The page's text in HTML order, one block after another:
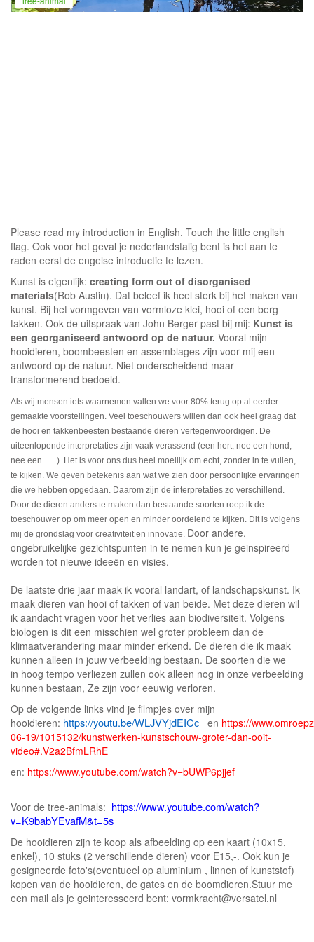
Please read my introduction in English. Touch the little english
flag. Ook voor het geval je nederlandstalig bent is het aan te
raden eerst de engelse introductie te lezen.
Kunst is eigenlijk: creating form out of disorganised
materials(Rob Austin). Dat beleef ik heel sterk bij het maken van
kunst. Bij het vormgeven van vormloze klei, hooi of een berg
takken. Ook de uitspraak van John Berger past bij mij: Kunst is
een georganiseerd antwoord op de natuur. Vooral mijn
hooidieren, boombeesten en assemblages zijn voor mij een
antwoord op de natuur. Niet onderscheidend maar
transformerend bedoeld.
Als wij mensen iets waarnemen vallen we voor 80% terug op al eerder
gemaakte voorstellingen. Veel toeschouwers willen dan ook heel graag dat
de hooi en takkenbeesten bestaande dieren vertegenwoordigen. De
uiteenlopende interpretaties zijn vaak verassend (een hert, nee een hond,
nee een …..). Het is voor ons dus heel moeilijk om echt, zonder in te vullen,
te kijken. We geven betekenis aan wat we zien door persoonlijke ervaringen
die we hebben opgedaan. Daarom zijn de interpretaties zo verschillend.
Door de dieren anders te maken dan bestaande soorten roep ik de
toeschouwer op om meer open en minder oordelend te kijken. Dit is volgens
mij de grondslag voor creativiteit en innovatie. Door andere,
ongebruikelijke gezichtspunten in te nemen kun je geinspireerd
worden tot nieuwe ideeën en visies.
De laatste drie jaar maak ik vooral landart, of landschapskunst. Ik
maak dieren van hooi of takken of van beide. Met deze dieren wil
ik aandacht vragen voor het verlies aan biodiversiteit. Volgens
biologen is dit een misschien wel groter probleem dan de
klimaatverandering maar minder erkend. De dieren die ik maak
kunnen alleen in jouw verbeelding bestaan. De soorten die we
in hoog tempo verliezen zullen ook alleen nog in onze verbeelding
kunnen bestaan, Ze zijn voor eeuwig verloren.
Op de volgende links vind je filmpjes over mijn
hooidieren: https://youtu.be/WLJVYjdEICc en https://
06-19/1015132/kunstwerken-kunstschouw-groter-dan-ooit-
video#.V2a2BfmLRhE
en: https://www.youtube.com/watch?v=bUWP6pjjef
Voor de tree-animals: https://www.youtube.com/watch?
v=K9babYEvafM&t=5s
De hooidieren zijn te koop als afbeelding op een kaart (10x15,
enkel), 10 stuks (2 verschillende dieren) voor E15,-. Ook kun je
gesigneerde foto's(eventueel op aluminium , linnen of kunststof)
kopen van de hooidieren, de gates en de boomdieren.Stuur me
een mail als je geinteresseerd bent: vormkracht@versatel.nl